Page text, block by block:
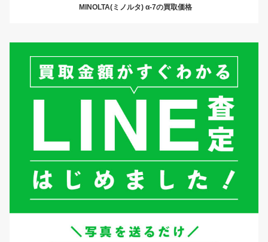
MINOLTA(ミノルタ) α-7の買取価格